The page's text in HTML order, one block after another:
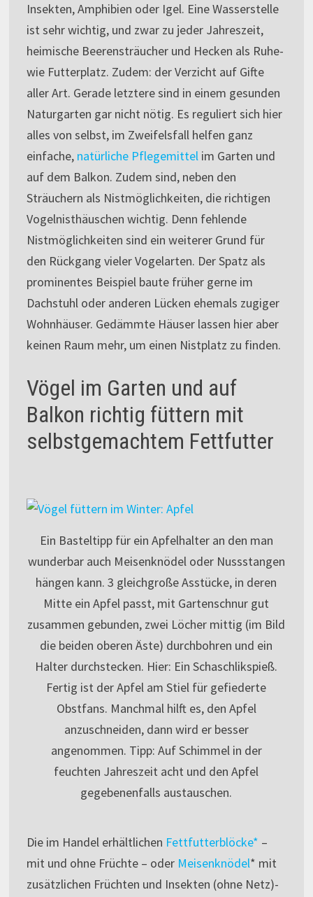
Insekten, Amphibien oder Igel. Eine Wasserstelle
ist sehr wichtig, und zwar zu jeder Jahreszeit,
heimische Beerensträucher und Hecken als Ruhe-
wie Futterplatz. Zudem: der Verzicht auf Gifte
aller Art. Gerade letztere sind in einem gesunden
Naturgarten gar nicht nötig. Es reguliert sich hier
alles von selbst, im Zweifelsfall helfen ganz
einfache, natürliche Pflegemittelim Garten und
auf dem Balkon. Zudem sind, neben den
Sträuchern als Nistmöglichkeiten, die richtigen
Vogelnisthäuschen wichtig. Denn fehlende
Nistmöglichkeiten sind ein weiterer Grund für
den Rückgang vieler Vogelarten. Der Spatz als
prominentes Beispiel baute früher gerne im
Dachstuhl oder anderen Lücken ehemals zugiger
Wohnhäuser. Gedämmte Häuser lassen hier aber
keinen Raum mehr, um einen Nistplatz zu finden.
Vögel im Garten und auf
Balkon richtig füttern mit
selbstgemachtem Fettfutter
Ein Basteltipp für ein Apfelhalter an den man
wunderbar auch Meisenknödel oder Nussstangen
hängen kann. 3 gleichgroße Asstücke, in deren
Mitte ein Apfel passt, mit Gartenschnur gut
zusammen gebunden, zwei Löcher mittig (im Bild
die beiden oberen Äste) durchbohren und ein
Halter durchstecken. Hier: Ein Schaschlikspieß.
Fertig ist der Apfel am Stiel für gefiederte
Obstfans. Manchmal hilft es, den Apfel
anzuschneiden, dann wird er besser
angenommen. Tipp: Auf Schimmel in der
feuchten Jahreszeit acht und den Apfel
gegebenenfalls austauschen.
Die im Handel erhältlichen Fettfutterblöcke* –
mit und ohne Früchte – oder Meisenknödel* mit
zusätzlichen Früchten und Insekten (ohne Netz)-